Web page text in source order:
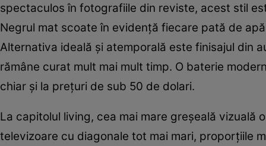
spectaculos în fotografiile din reviste, acest stil
Negrul mat scoate în evidență fiecare pată de
Alternativa ideală și atemporală este finisajul din
rămâne curat mult mai mult timp. O baterie
chiar și la prețuri de sub 50 de dolari.
La capitolul living, cea mai mare greșeală vizuală
televizoare cu diagonale tot mai mari, proporțiile